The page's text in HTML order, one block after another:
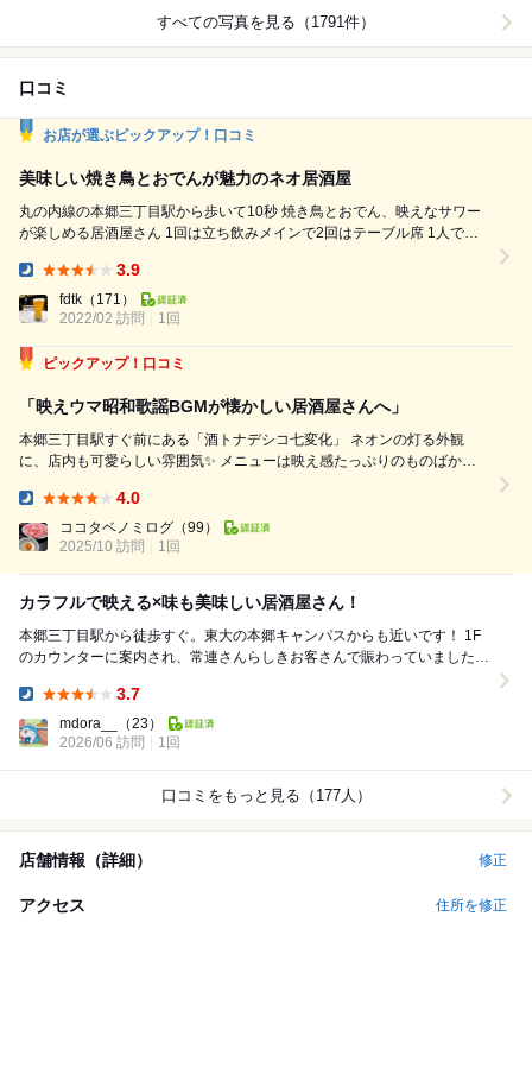
すべての写真を見る（1791件）
口コミ
お店が選ぶピックアップ！口コミ
美味しい焼き鳥とおでんが魅力のネオ居酒屋
丸の内線の本郷三丁目駅から歩いて10秒 焼き鳥とおでん、映えなサワー
が楽しめる居酒屋さん 1回は立ち飲みメインで2回はテーブル席 1人でも
つまみメインで豊富に揃っててどれも美味しくいただきました(°▽°) お酒
は種類豊富で、とくにオリジナルのサワーはボリュームもたっぷりでめち
ゃくちゃ映えます笑 御茶ノ水駅...
3.9
fdtk （171）
2022/02 訪問
1回
ピックアップ！口コミ
「映えウマ昭和歌謡BGMが懐かしい居酒屋さんへ」
本郷三丁目駅すぐ前にある「酒トナデシコ七変化」 ネオンの灯る外観
に、店内も可愛らしい雰囲気✨ メニューは映え感たっぷりのものばかり
4.0
ココタベノミログ （99）
2025/10 訪問
1回
カラフルで映える×味も美味しい居酒屋さん！
本郷三丁目駅から徒歩すぐ。東大の本郷キャンパスからも近いです！ 1F
のカウンターに案内され、常連さんらしきお客さんで賑わっていました。
3.7
mdora__
（23）
2026/06 訪問
1回
口コミをもっと見る（177人）
店舗情報（詳細） 修正
アクセス 住所を修正